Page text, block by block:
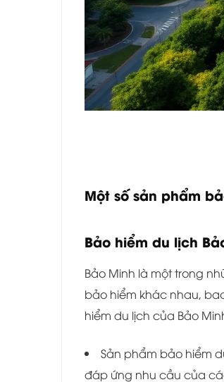
Một số sản phẩm
Bảo hiểm du lịch
Bảo Minh là một trong
bảo hiểm khác nhau,
hiểm du lịch của Bảo
Sản phẩm bảo hiểm
đáp ứng nhu cầu của